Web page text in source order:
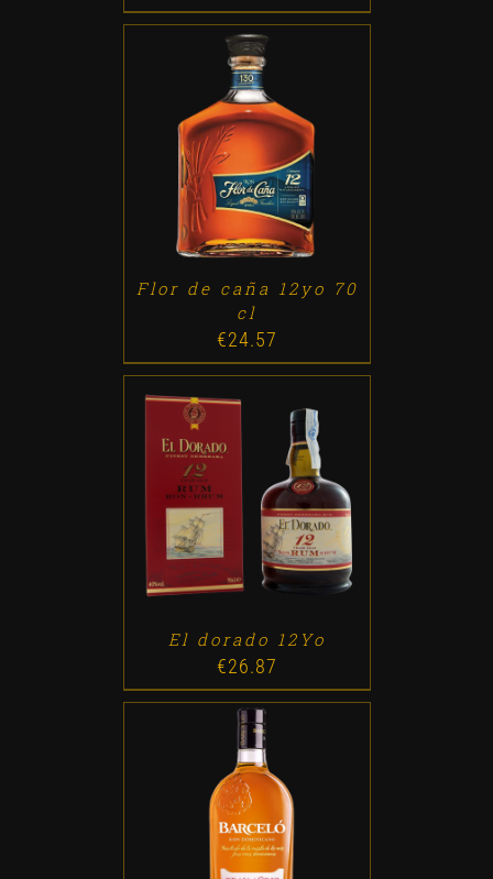
ADD TO CART DETALLES
Flor de caña 12yo 70
cl
€24.57
ADD TO CART / DETALLES
El dorado 12Yo
€26.87
ADD TO CART / DETALLES